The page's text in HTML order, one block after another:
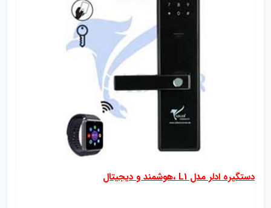
دستگیره ادلر مدل L1 ،هوشمند و دیجیتال